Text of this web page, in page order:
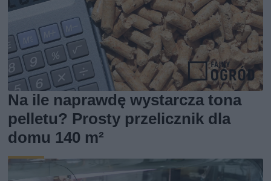
Na ile naprawdę wystarcza tona
pelletu? Prosty przelicznik dla
domu 140 m²